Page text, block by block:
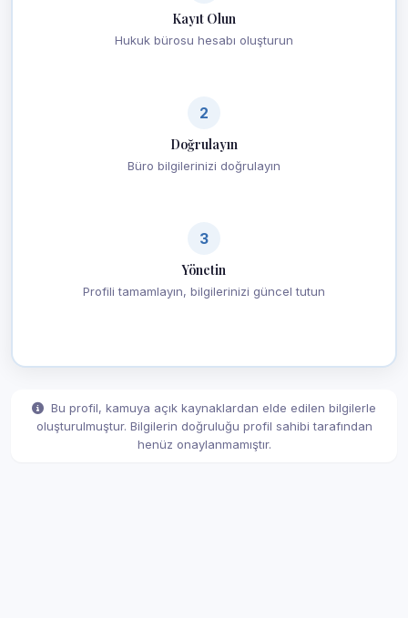
Kayıt Olun
Hukuk bürosu hesabı oluşturun
2
Doğrulayın
Büro bilgilerinizi doğrulayın
3
Yönetin
Profili tamamlayın, bilgilerinizi güncel tutun
Bu profil, kamuya açık kaynaklardan elde edilen bilgilerle
oluşturulmuştur. Bilgilerin doğruluğu profil sahibi tarafından
henüz onaylanmamıştır.